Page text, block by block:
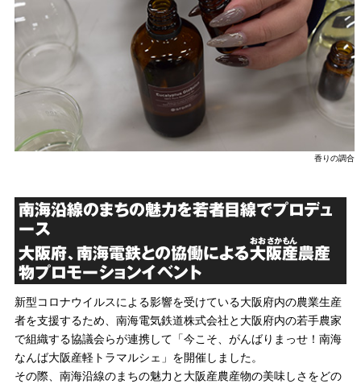
香りの調合
南海沿線のまちの魅力を若者目線でプロデュ
ース
大阪府、南海電鉄との協働による大阪産
おおさかもん
農産
物プロモーションイベント
新型コロナウイルスによる影響を受けている大阪府内の農業生産
者を支援するため、南海電気鉄道株式会社と大阪府内の若手農家
で組織する協議会らが連携して「今こそ、がんばりまっせ！南海
なんば大阪産軽トラマルシェ」を開催しました。
その際、南海沿線のまちの魅力と大阪産農産物の美味しさをどの